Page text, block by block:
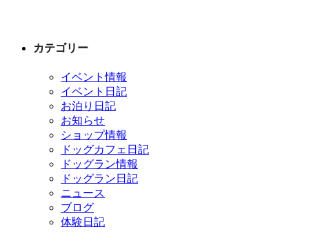
カテゴリー
イベント情報
イベント日記
お泊り日記
お知らせ
ショップ情報
ドッグカフェ日記
ドッグラン情報
ドッグラン日記
ニュース
ブログ
体験日記